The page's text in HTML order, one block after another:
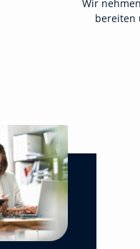
Wir
bereiten